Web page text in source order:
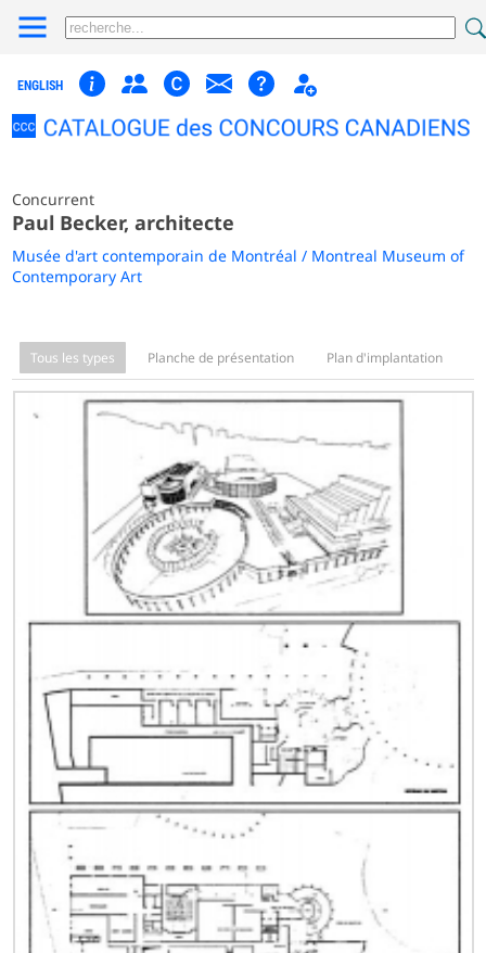
ENGLISH
Concurrent
Paul Becker, architecte
Musée d'art contemporain de Montréal / Montreal Museum of
Contemporary Art
Tous les types Planche de présentation Plan d'implantation